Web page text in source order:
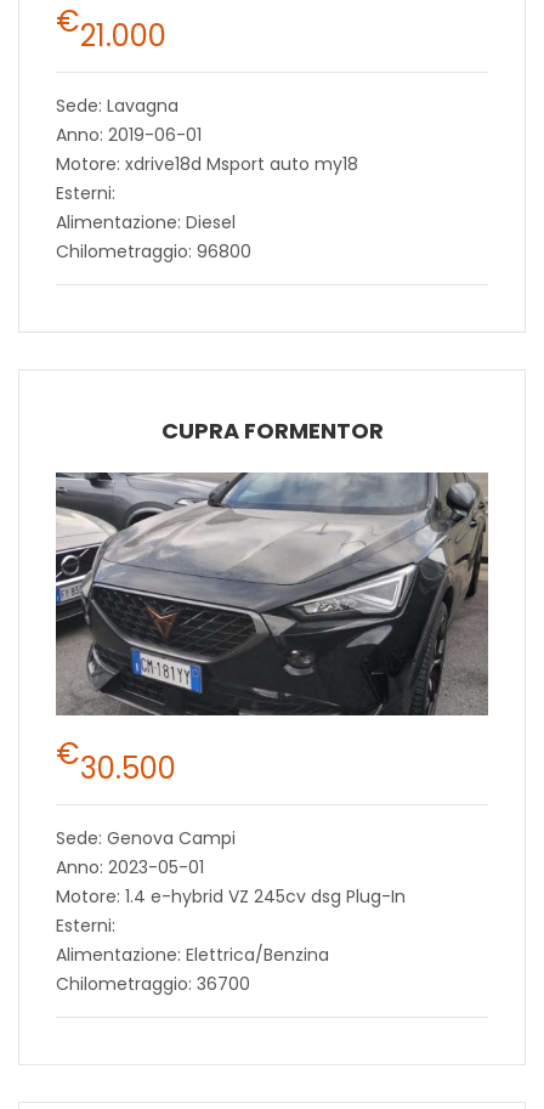
€21.000
Sede: Lavagna
Anno: 2019-06-01
Motore: xdrive18d Msport auto my18
Esterni:
Alimentazione: Diesel
Chilometraggio: 96800
CUPRA FORMENTOR
€30.500
Sede: Genova Campi
Anno: 2023-05-01
Motore: 1.4 e-hybrid VZ 245cv dsg Plug-In
Esterni:
Alimentazione: Elettrica/Benzina
Chilometraggio: 36700